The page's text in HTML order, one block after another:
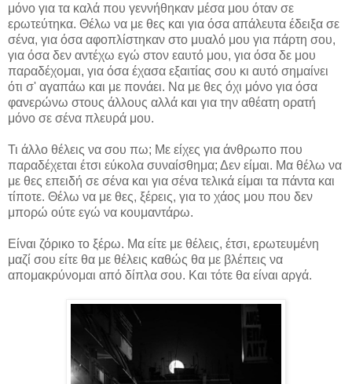
μόνο για τα καλά που γεννήθηκαν μέσα μου όταν σε
ερωτεύτηκα. Θέλω να με θες και για όσα απάλευτα έδειξα σε
σένα, για όσα αφοπλίστηκαν στο μυαλό μου για πάρτη σου,
για όσα δεν αντέχω εγώ στον εαυτό μου, για όσα δε μου
παραδέχομαι, για όσα έχασα εξαιτίας σου κι αυτό σημαίνει
ότι σ' αγαπάω και με πονάει. Να με θες όχι μόνο για όσα
φανερώνω στους άλλους αλλά και για την αθέατη ορατή
μόνο σε σένα πλευρά μου.
Τι άλλο θέλεις να σου πω; Με είχες για άνθρωπο που
παραδέχεται έτσι εύκολα συναίσθημα; Δεν είμαι. Μα θέλω να
με θες επειδή σε σένα και για σένα τελικά είμαι τα πάντα και
τίποτε. Θέλω να με θες, ξέρεις, για το χάος μου που δεν
μπορώ ούτε εγώ να κουμαντάρω.
Είναι ζόρικο το ξέρω. Μα είτε με θέλεις, έτσι, ερωτευμένη
μαζί σου είτε θα με θέλεις καθώς θα με βλέπεις να
απομακρύνομαι από δίπλα σου. Και τότε θα είναι αργά.